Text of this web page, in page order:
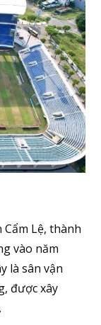
Lệ, thành
vào năm
là sân vận
được xây